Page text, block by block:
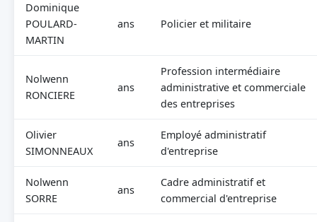
Dominique
POULARD-
MARTIN
ans Policier et militaire
Nolwenn
RONCIERE
ans
Profession intermédiaire
administrative et commerciale
des entreprises
Olivier
SIMONNEAUX
ans
Employé administratif
d'entreprise
Nolwenn
SORRE
ans
Cadre administratif et
commercial d'entreprise